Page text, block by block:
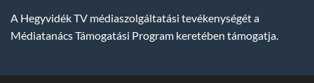
A Hegyvidék TV médiaszolgáltatási tevékenységét a
Médiatanács Támogatási Program keretében támogatja.